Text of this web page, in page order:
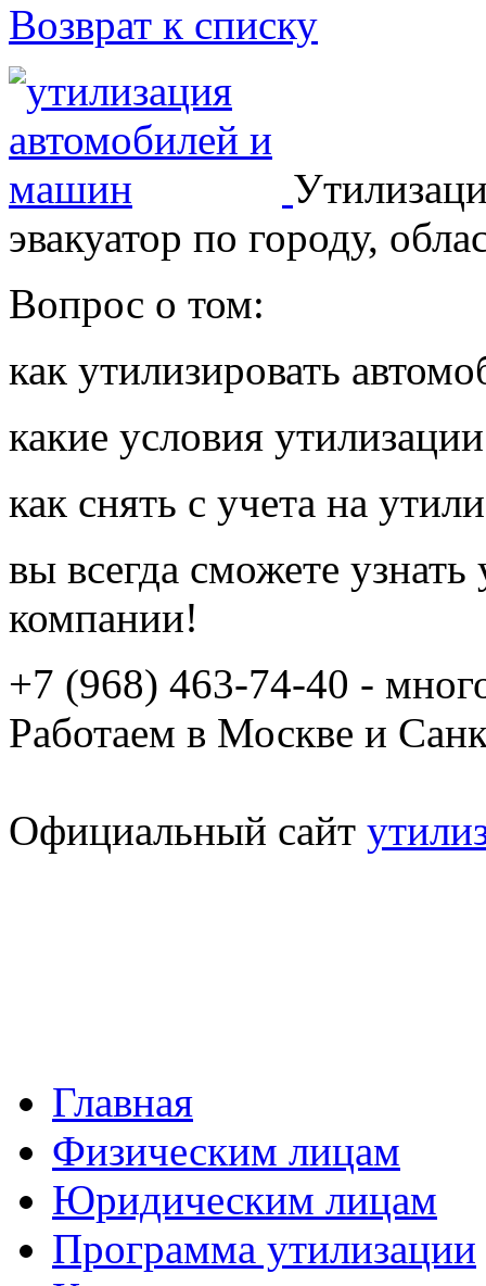
Возврат к списку
эвакуатор по городу,
Вопрос о том:
как утилизировать
какие условия
как снять с учета на
вы всегда сможете
компании!
+7 (968) 463-74-40 -
Работаем в Москве и
Официальный сайт
Главная
Физическим лицам
Юридическим лицам
Программа утилизации